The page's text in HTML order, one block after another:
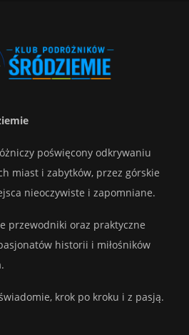
poświęcony odkrywaniu
miast i zabytków, przez górskie
nieoczywiste i zapomniane.
przewodniki oraz praktyczne
historii i miłośników
krok po kroku i z pasją.